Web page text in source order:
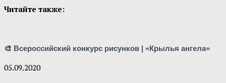
Читайте также:
🎨 Всероссийский конкурс рисунков | «Крылья ангела»
05.09.2020